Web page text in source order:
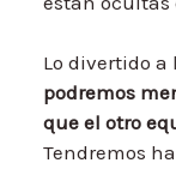
Lo divertido a
podremos
que el otro
Tendremos